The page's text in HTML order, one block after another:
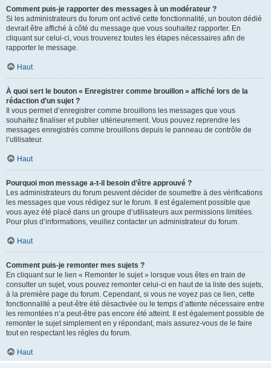
Comment puis-je rapporter des messages à un modérateur ?
Si les administrateurs du forum ont activé cette fonctionnalité, un bouton dédié
devrait être affiché à côté du message que vous souhaitez rapporter. En
cliquant sur celui-ci, vous trouverez toutes les étapes nécessaires afin de
rapporter le message.
Haut
À quoi sert le bouton « Enregistrer comme brouillon » affiché lors de la
rédaction d’un sujet ?
Il vous permet d’enregistrer comme brouillons les messages que vous
souhaitez finaliser et publier ultérieurement. Vous pouvez reprendre les
messages enregistrés comme brouillons depuis le panneau de contrôle de
l’utilisateur.
Haut
Pourquoi mon message a-t-il besoin d’être approuvé ?
Les administrateurs du forum peuvent décider de soumettre à des vérifications
les messages que vous rédigez sur le forum. Il est également possible que
vous ayez été placé dans un groupe d’utilisateurs aux permissions limitées.
Pour plus d’informations, veuillez contacter un administrateur du forum.
Haut
Comment puis-je remonter mes sujets ?
En cliquant sur le lien « Remonter le sujet » lorsque vous êtes en train de
consulter un sujet, vous pouvez remonter celui-ci en haut de la liste des sujets,
à la première page du forum. Cependant, si vous ne voyez pas ce lien, cette
fonctionnalité a peut-être été désactivée ou le temps d’attente nécessaire entre
les remontées n’a peut-être pas encore été atteint. Il est également possible de
remonter le sujet simplement en y répondant, mais assurez-vous de le faire
tout en respectant les règles du forum.
Haut